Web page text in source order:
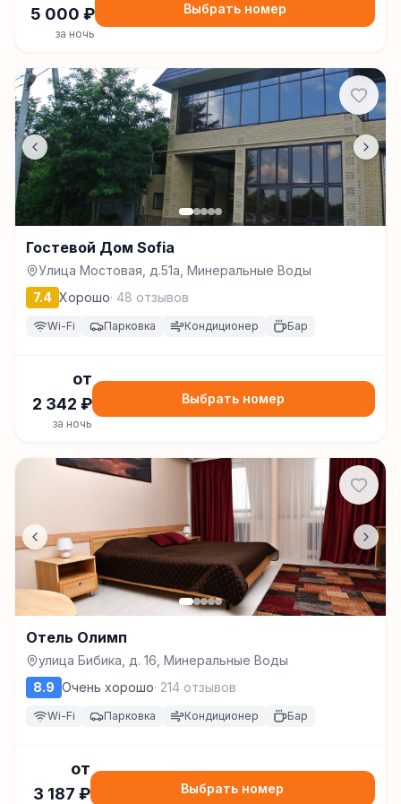
5 000 ₽
за ночь
Выбрать номер
Гостевой Дом Sofia
Улица Мостовая, д.51а, Минеральные Воды
7.4 Хорошо· 48 отзывов
Wi-Fi Парковка Кондиционер Бар
от
2 342 ₽
за ночь
Выбрать номер
Отель Олимп
улица Бибика, д. 16, Минеральные Воды
8.9 Очень хорошо· 214 отзывов
Wi-Fi Парковка Кондиционер Бар
от
3 187 ₽ Выбрать номер